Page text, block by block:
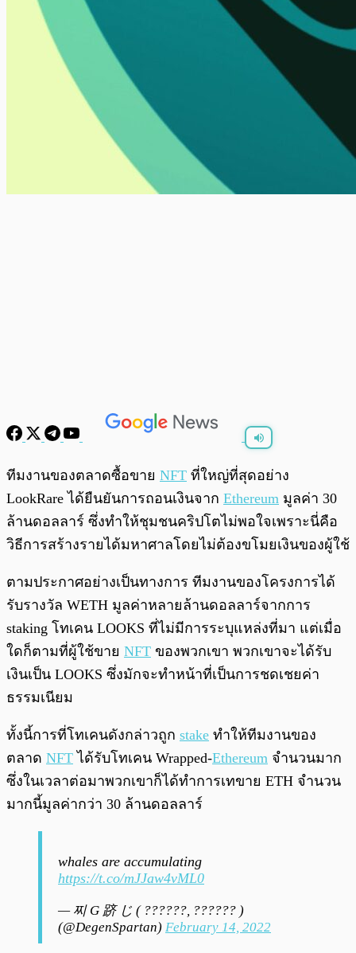
0:00
ทีมงานของตลาดซื้อขาย NFT ที่ใหญ่ที่สุดอย่าง
LookRare ได้ยืนยันการถอนเงินจาก Ethereum มูลค่า 30
ล้านดอลลาร์ ซึ่งทำให้ชุมชนคริปโตไม่พอใจเพราะนี่คือ
วิธีการสร้างรายได้มหาศาลโดยไม่ต้องขโมยเงินของผู้ใช้
ตามประกาศอย่างเป็นทางการ ทีมงานของโครงการได้
รับรางวัล WETH มูลค่าหลายล้านดอลลาร์จากการ
staking โทเคน LOOKS ที่ไม่มีการระบุแหล่งที่มา แต่เมื่อ
ใดก็ตามที่ผู้ใช้ขาย NFT ของพวกเขา พวกเขาจะได้รับ
เงินเป็น LOOKS ซึ่งมักจะทำหน้าที่เป็นการชดเชยค่า
ธรรมเนียม
ทั้งนี้การที่โทเคนดังกล่าวถูก stake ทำให้ทีมงานของ
ตลาด NFT ได้รับโทเคน Wrapped-Ethereum จำนวนมาก
ซึ่งในเวลาต่อมาพวกเขาก็ได้ทำการเทขาย ETH จำนวน
มากนี้มูลค่ากว่า 30 ล้านดอลลาร์
whales are accumulating
https://t.co/mJJaw4vML0
— 찌 G 跻 じ ( ??????, ?????? )
(@DegenSpartan) February 14, 2022